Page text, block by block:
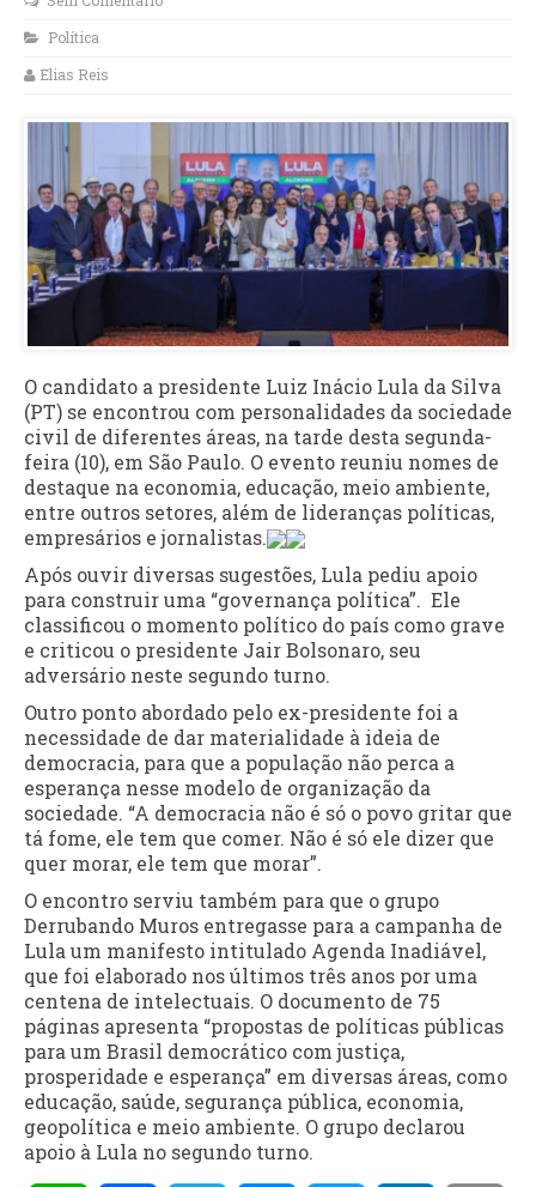
Política
Elias Reis
O candidato a presidente Luiz Inácio Lula da Silva
(PT) se encontrou com personalidades da sociedade
civil de diferentes áreas, na tarde desta segunda-
feira (10), em São Paulo. O evento reuniu nomes de
destaque na economia, educação, meio ambiente,
entre outros setores, além de lideranças políticas,
empresários e jornalistas.
Após ouvir diversas sugestões, Lula pediu apoio
para construir uma “governança política”. Ele
classificou o momento político do país como grave
e criticou o presidente Jair Bolsonaro, seu
adversário neste segundo turno.
Outro ponto abordado pelo ex-presidente foi a
necessidade de dar materialidade à ideia de
democracia, para que a população não perca a
esperança nesse modelo de organização da
sociedade. “A democracia não é só o povo gritar que
tá fome, ele tem que comer. Não é só ele dizer que
quer morar, ele tem que morar”.
O encontro serviu também para que o grupo
Derrubando Muros entregasse para a campanha de
Lula um manifesto intitulado Agenda Inadiável,
que foi elaborado nos últimos três anos por uma
centena de intelectuais. O documento de 75
páginas apresenta “propostas de políticas públicas
para um Brasil democrático com justiça,
prosperidade e esperança” em diversas áreas, como
educação, saúde, segurança pública, economia,
geopolítica e meio ambiente. O grupo declarou
apoio à Lula no segundo turno.